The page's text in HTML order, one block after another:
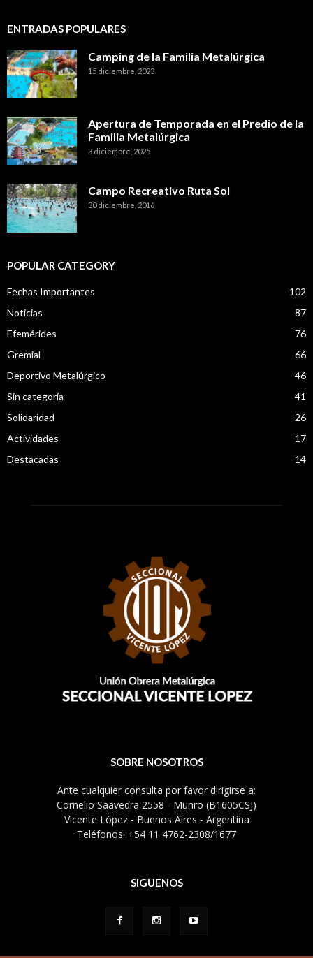
ENTRADAS POPULARES
Camping de la Familia Metalúrgica
15 diciembre, 2023
Apertura de Temporada en el Predio de la
Familia Metalúrgica
3 diciembre, 2025
Campo Recreativo Ruta Sol
30 diciembre, 2016
POPULAR CATEGORY
Fechas Importantes
102
Noticias
87
Efemérides
76
Gremial
66
Deportivo Metalúrgico
46
Sin categoría
41
Solidaridad
26
Actividades
17
Destacadas
14
SOBRE NOSOTROS
Ante cualquier consulta por favor dirigirse a:
Cornelio Saavedra 2558 - Munro (B1605CSJ)
Vicente López - Buenos Aires - Argentina
Teléfonos: +54 11 4762-2308/1677
SIGUENOS